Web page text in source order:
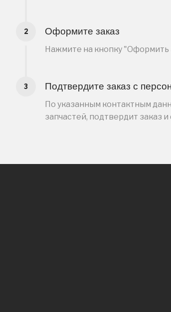
Оформите заказ
Нажмите на кнопку "Оформить
Подтвердите заказ с
По указанным контактным
запчастей, подтвердит заказ